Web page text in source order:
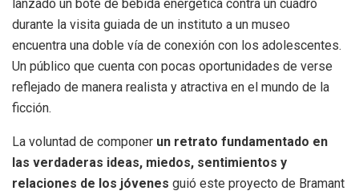
lanzado un bote de bebida energética contra un cuadro
durante la visita guiada de un instituto a un museo
encuentra una doble vía de conexión con los adolescentes.
Un público que cuenta con pocas oportunidades de verse
reflejado de manera realista y atractiva en el mundo de la
ficción.
La voluntad de componer un retrato fundamentado en
las verdaderas ideas, miedos, sentimientos y
relaciones de los jóvenes guió este proyecto de Bramant